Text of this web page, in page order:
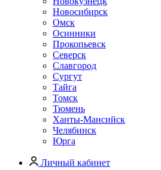
Новосибирск
Омск
Осинники
Прокопьевск
Северск
Славгород
Сургут
Тайга
Томск
Тюмень
Ханты-Мансийск
Челябинск
Юрга
Личный кабинет